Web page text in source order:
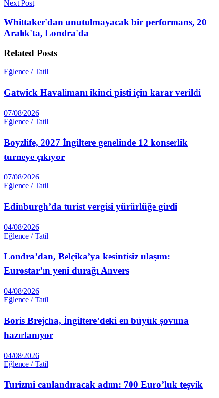
Next Post
Whittaker'dan unutulmayacak bir performans, 20
Aralık'ta, Londra'da
Related Posts
Eğlence / Tatil
Gatwick Havalimanı ikinci pisti için karar verildi
07/08/2026
Eğlence / Tatil
Boyzlife, 2027 İngiltere genelinde 12 konserlik
turneye çıkıyor
07/08/2026
Eğlence / Tatil
Edinburgh’da turist vergisi yürürlüğe girdi
04/08/2026
Eğlence / Tatil
Londra’dan, Belçika’ya kesintisiz ulaşım:
Eurostar’ın yeni durağı Anvers
04/08/2026
Eğlence / Tatil
Boris Brejcha, İngiltere’deki en büyük șovuna
hazırlanıyor
04/08/2026
Eğlence / Tatil
Turizmi canlandıracak adım: 700 Euro’luk teşvik